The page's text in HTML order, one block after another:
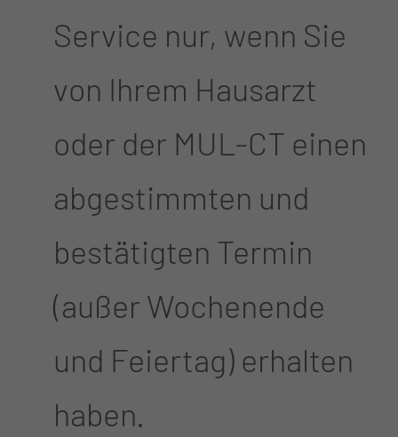
Service nur, wenn Sie
von Ihrem Hausarzt
oder der MUL-CT einen
abgestimmten und
bestätigten Termin
(außer Wochenende
und Feiertag) erhalten
haben.